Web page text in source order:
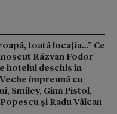
toată locația…” Ce
Răzvan Fodor
hotelul deschis în
împreună cu
Smiley, Gina Pistol,
și Radu Vâlcan